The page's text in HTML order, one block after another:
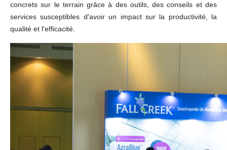
concrets sur le terrain grâce à des outils, des conseils et des
services susceptibles d'avoir un impact sur la productivité, la
qualité et l'efficacité.